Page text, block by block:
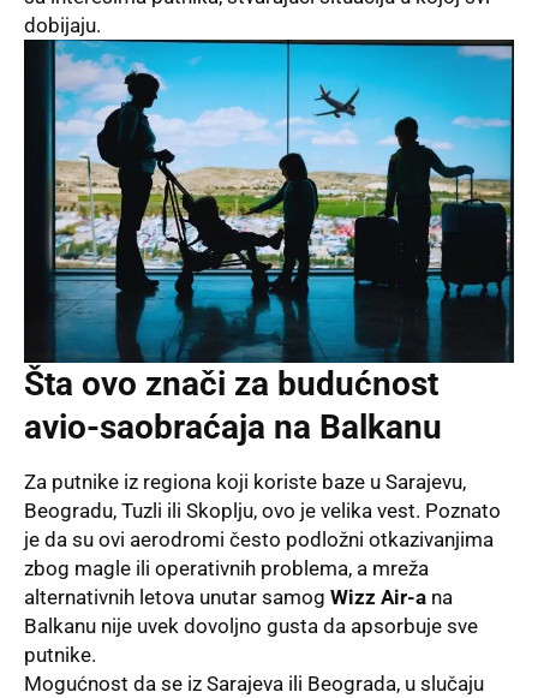
dobijaju.
Šta ovo znači za budućnost
avio-saobraćaja na Balkanu
Za putnike iz regiona koji koriste baze u Sarajevu,
Beogradu, Tuzli ili Skoplju, ovo je velika vest. Poznato
je da su ovi aerodromi često podložni otkazivanjima
zbog magle ili operativnih problema, a mreža
alternativnih letova unutar samog Wizz Air-a na
Balkanu nije uvek dovoljno gusta da apsorbuje sve
putnike.
Mogućnost da se iz Sarajeva ili Beograda, u slučaju